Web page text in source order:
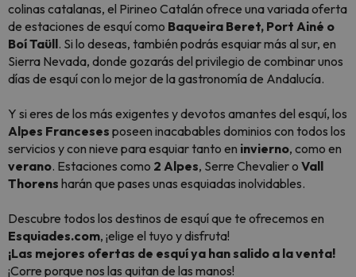
colinas catalanas, el Pirineo Catalán ofrece una variada oferta
de estaciones de esquí como Baqueira Beret, Port Ainé o
Boí Taüll. Si lo deseas, también podrás esquiar más al sur, en
Sierra Nevada, donde gozarás del privilegio de combinar unos
días de esquí con lo mejor de la gastronomía de Andalucía.
Y si eres de los más exigentes y devotos amantes del esquí, los
Alpes Franceses poseen inacabables dominios con todos los
servicios y con nieve para esquiar tanto en invierno, como en
verano. Estaciones como 2 Alpes, Serre Chevalier o Vall
Thorens harán que pases unas esquiadas inolvidables.
Descubre todos los destinos de esquí que te ofrecemos en
Esquiades.com, ¡elige el tuyo y disfruta!
¡Las mejores ofertas de esquí ya han salido a la venta!
¡Corre porque nos las quitan de las manos!